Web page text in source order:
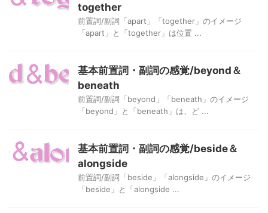
together
前置詞/副詞「apart」「together」のイメージ
「apart」と「together」は位置 ...
基本前置詞・副詞の感覚/beyond＆
beneath
前置詞/副詞「beyond」「beneath」のイメージ
「beyond」と「beneath」は、ど ...
基本前置詞・副詞の感覚/beside＆
alongside
前置詞/副詞「beside」「alongside」のイメージ
「beside」と「alongside ...